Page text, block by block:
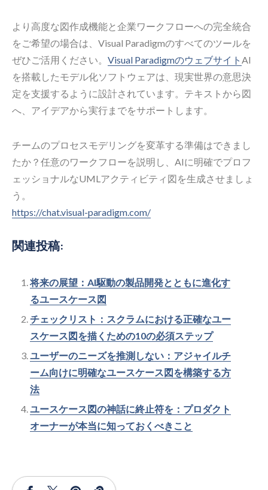
より高度な図作成機能と企業ワークフローへの完全統合
をご希望の場合は、Visual Paradigmのすべてのツールを
ぜひご活用ください。 Visual Paradigmのウェブサイト AI
を搭載したモデル化ソフトウェアは、現実世界の意思決
定を支援するように設計されています。テキストから図
へ、アイデアから実行までをサポートします。
チームのプロセスモデリングを変革する準備はできまし
たか？任意のワークフローを説明し、AIに明確でプロフ
ェッショナルなUMLアクティビティ図を生成させましょ
う。
https://chat.visual-paradigm.com/
関連投稿:
将来の展望：AI駆動の製品開発とともに進化す
るユースケース図
チェックリスト：スクラムにおける正確なユー
スケース図を描くための10の必須ステップ
ユーザーのニーズを推測しない：アジャイルチ
ーム向けに明確なユースケース図を構築する方
法
ユースケース図の神話に終止符を：プロダクト
オーナーが本当に知っておくべきこと